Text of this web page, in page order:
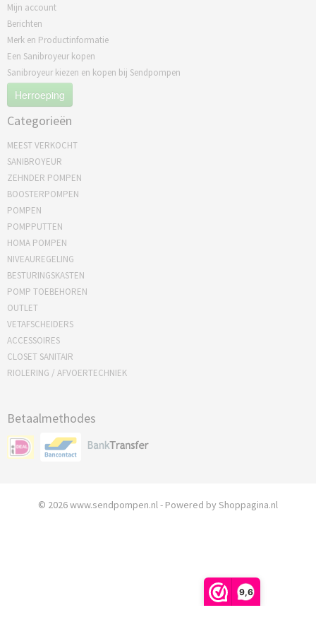
9,6
Mijn account
Berichten
Merk en Productinformatie
Een Sanibroyeur kopen
Sanibroyeur kiezen en kopen bij Sendpompen
Herroeping
Categorieën
MEEST VERKOCHT
SANIBROYEUR
ZEHNDER POMPEN
BOOSTERPOMPEN
POMPEN
POMPPUTTEN
HOMA POMPEN
NIVEAUREGELING
BESTURINGSKASTEN
POMP TOEBEHOREN
OUTLET
VETAFSCHEIDERS
ACCESSOIRES
CLOSET SANITAIR
RIOLERING / AFVOERTECHNIEK
Betaalmethodes
© 2026 www.sendpompen.nl - Powered by Shoppagina.nl